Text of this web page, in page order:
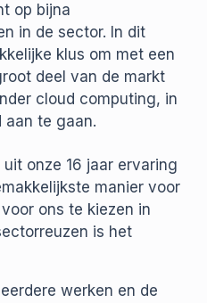
op bijna
in de sector. In dit
klus om met een
deel van de markt
cloud computing, in
aan te gaan.
onze 16 jaar ervaring
manier voor
ons te kiezen in
is het
werken en de